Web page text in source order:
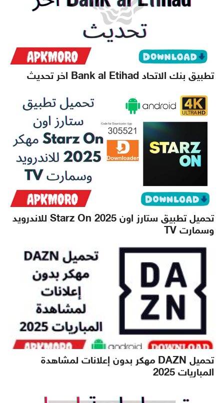
تطبيق بنك الاتحاد Bank al Etihad اخر تحديث
تحميل تطبيق ستارز اون Starz On 2025 للاندرويد
وسمارت TV
تحميل DAZN مهكر بدون إعلانات لمشاهدة
المباريات 2025